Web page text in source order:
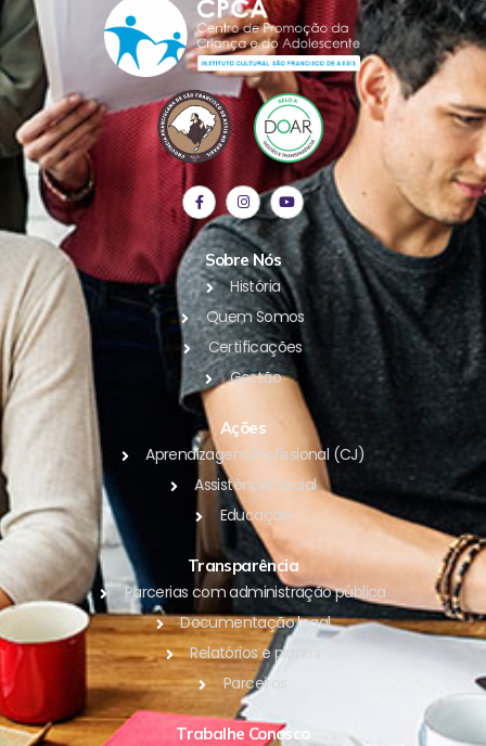
Sobre Nós
História
Quem Somos
Certificações
Gestão
Ações
Aprendizagem Profissional (CJ)
Assistência Social
Educação
Transparência
Parcerias com administração pública
Documentação legal
Relatórios e planos
Parceiros
Trabalhe Conosco